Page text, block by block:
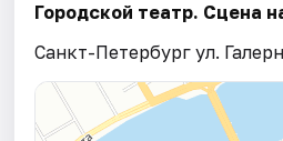
Городской театр. Сцена
Санкт-Петербург ул.